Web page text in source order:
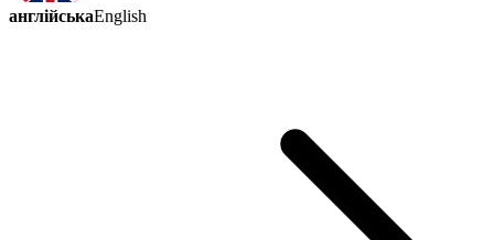
англійськаEnglish